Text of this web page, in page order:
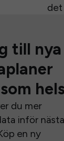
det
till nya
du mer
inför nästa
en ny